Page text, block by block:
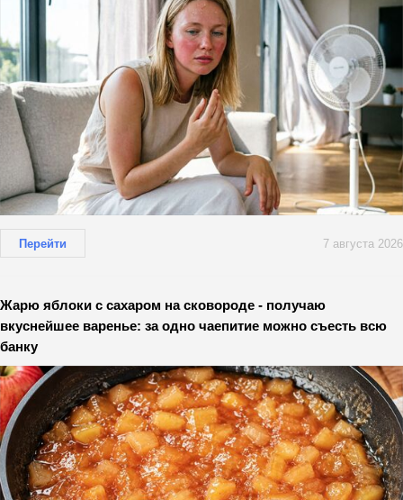
Перейти 7 августа 2026
Жарю яблоки с сахаром на сковороде - получаю
вкуснейшее варенье: за одно чаепитие можно съесть всю
банку